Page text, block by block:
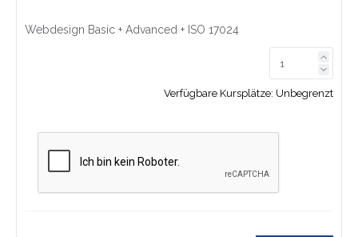
Webdesign Basic + Advanced + ISO 17024
Link
Link
Verfügbare Kursplätze: Unbegrenzt